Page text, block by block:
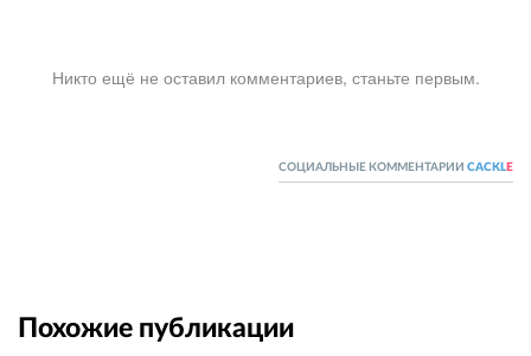
Никто ещё не оставил комментариев, станьте первым.
СОЦИАЛЬНЫЕ КОММЕНТАРИИ CACKL E
Похожие публикации